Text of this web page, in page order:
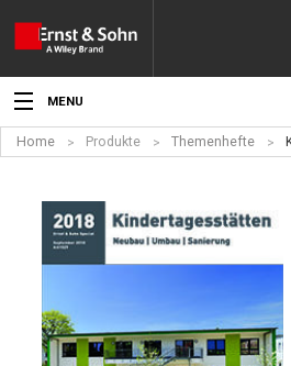
MENU
Aktuelles
Veranstaltungen
Angebote
Produkte
Home Produkte Themenhefte